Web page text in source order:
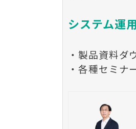
システム運
・製品資料ダ
・各種セミナ